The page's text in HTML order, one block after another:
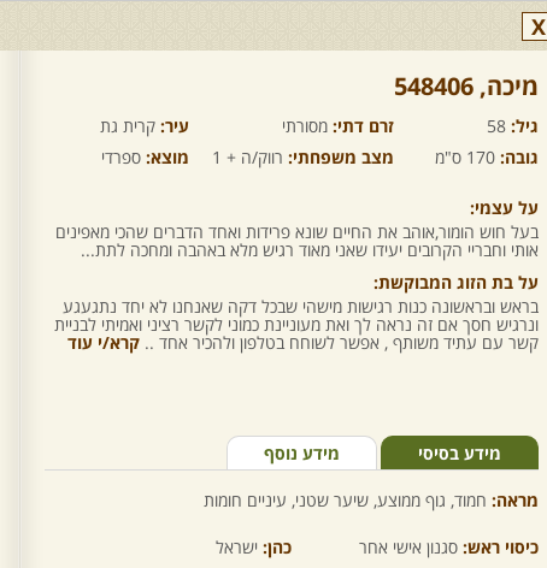
X
מיכה,‏ 548406
גיל: 58 זרם דתי: מסורתי עיר: קרית גת
גובה: 170 ס"מ מצב משפחתי: רווק/ה + 1 מוצא: ספרדי
על עצמי:
בעל חוש הומור,אוהב את החיים שונא פרידות ואחד הדברים שהכי מאפינים
אותי וחבריי הקרובים יעידו שאני מאוד רגיש מלא באהבה ומחכה לתת...
על בת הזוג המבוקשת:
בראש ובראשונה כנות רגישות מישהי שבכל דקה שאנחנו לא יחד נתגעגע
ונרגיש חסך אם זה נראה לך ואת מעוניינת כמוני לקשר רציני ואמיתי לבניית
קשר עם עתיד משותף , אפשר לשוחח בטלפון ולהכיר אחד .. קרא/י עוד
מידע בסיסי מידע נוסף
מראה: חמוד, גוף ממוצע, שיער שטני, עיניים חומות
כיסוי ראש: סגנון אישי אחר כהן: ישראל